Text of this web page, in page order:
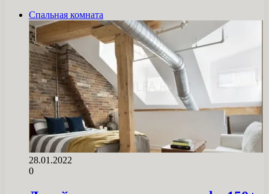
Спальная комната
28.01.2022
0